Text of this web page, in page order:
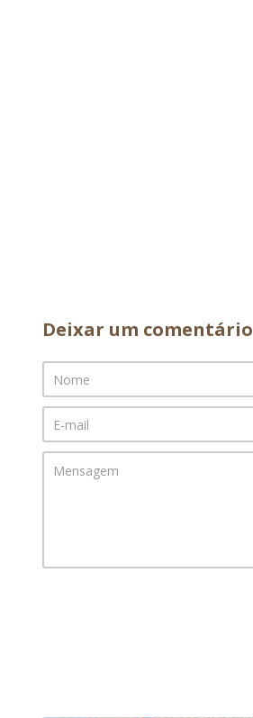
Deixar um comentário